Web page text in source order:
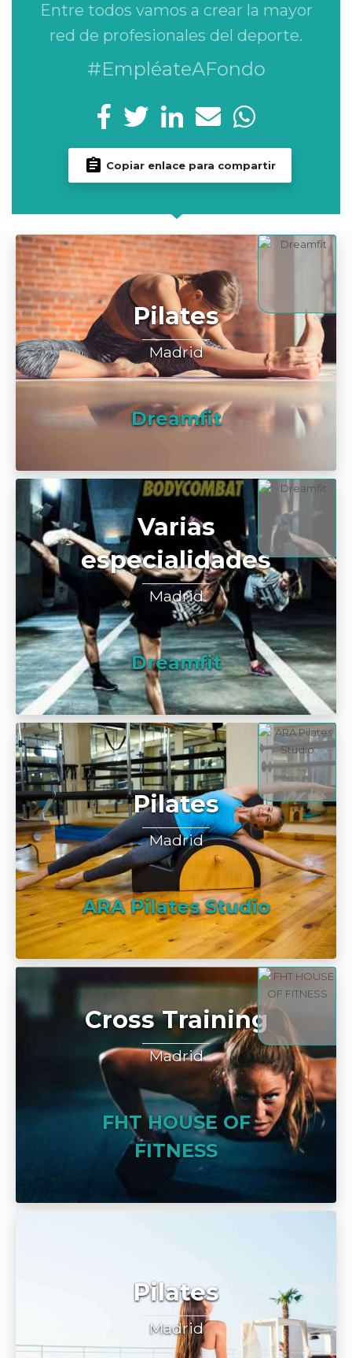
Entre todos vamos a crear la mayor
red de profesionales del deporte.
#EmpléateAFondo
Copiar enlace para compartir
Pilates
Madrid
Dreamfit
Varias
especialidades
Madrid
Dreamfit
Pilates
Madrid
ARA Pilates Studio
Cross Training
Madrid
FHT HOUSE OF
FITNESS
Pilates
Madrid